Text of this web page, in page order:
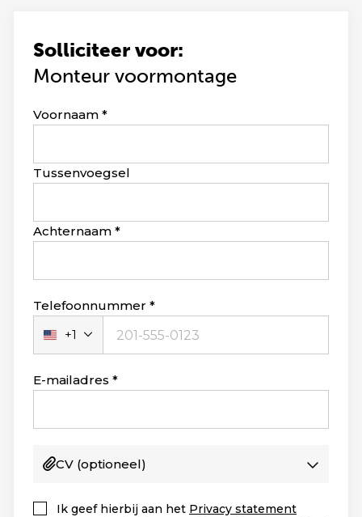
Solliciteer voor:
Monteur voormontage
Leave
blank
Voornaam
Tussenvoegsel
Achternaam
Telefoonnummer
Verenigde
Staten
+1
+1
E-mailadres
CV (optioneel)
Ik geef hierbij aan het Privacy statement